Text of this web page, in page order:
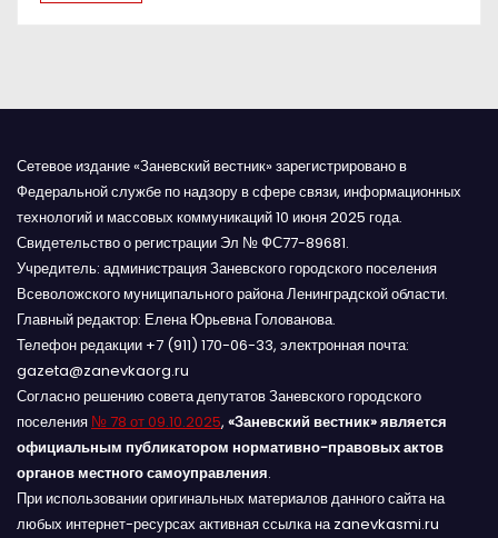
с
м
Сетевое издание «Заневский вестник» зарегистрировано в
Федеральной службе по надзору в сфере связи, информационных
технологий и массовых коммуникаций 10 июня 2025 года.
Свидетельство о регистрации Эл № ФС77-89681.
Учредитель: администрация Заневского городского поселения
Всеволожского муниципального района Ленинградской области.
Главный редактор: Елена Юрьевна Голованова.
Телефон редакции +7 (911) 170-06-33, электронная почта:
gazeta@zanevkaorg.ru
Согласно решению совета депутатов Заневского городского
поселения № 78 от 09.10.2025, «Заневский вестник» является
официальным публикатором нормативно-правовых актов
органов местного самоуправления.
При использовании оригинальных материалов данного сайта на
любых интернет-ресурсах активная ссылка на zanevkasmi.ru